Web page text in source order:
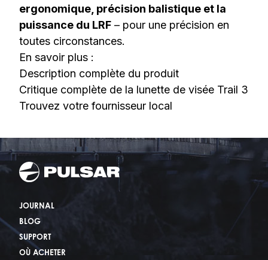
ergonomique, précision balistique et la
puissance du LRF – pour une précision en
toutes circonstances.
En savoir plus :
Description complète du produit
Critique complète de la lunette de visée Trail 3
Trouvez votre fournisseur local
JOURNAL
BLOG
SUPPORT
OÙ ACHETER